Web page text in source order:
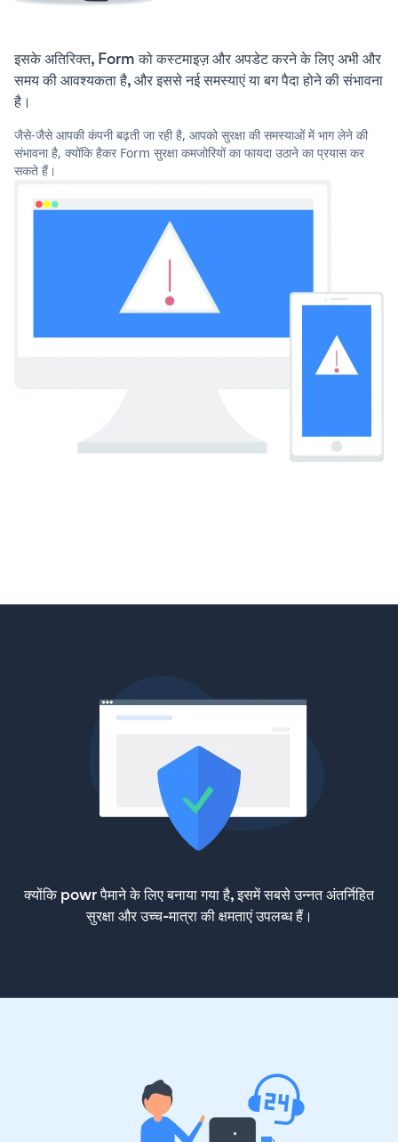
इसके अतिरिक्त, Form को कस्टमाइज़ और अपडेट करने के लिए अभी और
समय की आवश्यकता है, और इससे नई समस्याएं या बग पैदा होने की संभावना
है।
जैसे-जैसे आपकी कंपनी बढ़ती जा रही है, आपको सुरक्षा की समस्याओं में भाग लेने की
संभावना है, क्योंकि हैकर Form सुरक्षा कमजोरियों का फायदा उठाने का प्रयास कर
सकते हैं।
क्योंकि powr पैमाने के लिए बनाया गया है, इसमें सबसे उन्नत अंतर्निहित
सुरक्षा और उच्च-मात्रा की क्षमताएं उपलब्ध हैं।